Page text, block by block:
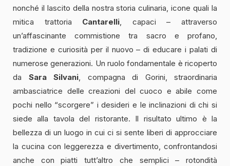
nonché il lascito della nostra storia culinaria, icone quali la
mitica trattoria Cantarelli, capaci – attraverso
un’affascinante commistione tra sacro e profano,
tradizione e curiosità per il nuovo – di educare i palati di
numerose generazioni. Un ruolo fondamentale è ricoperto
da Sara Silvani, compagna di Gorini, straordinaria
ambasciatrice delle creazioni del cuoco e abile come
pochi nello “scorgere” i desideri e le inclinazioni di chi si
siede alla tavola del ristorante. Il risultato ultimo è la
bellezza di un luogo in cui ci si sente liberi di approcciare
la cucina con leggerezza e divertimento, confrontandosi
anche con piatti tutt’altro che semplici – rotondità